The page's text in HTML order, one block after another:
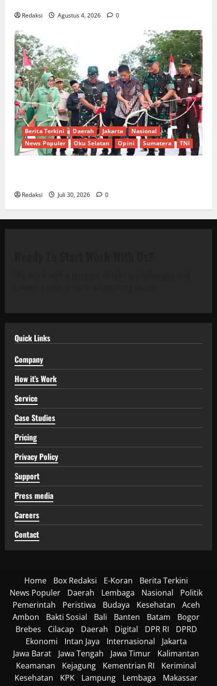
Redaksi Agustus 4, 2026 0
Berita Terkini Daerah Jakarta
Nasional
News Populer
Oku Selatan Opini Sumatera TNI
Redaksi Juli 30, 2026 0
Quick Links
Company
How it’s Work
Service
Case Studies
Pricing
Privacy Policy
Support
Press media
Careers
Contact
Home Box Redaksi E-Koran
Berita Terkini
News Populer
Daerah Lembaga Nasional
Politik
Pemerintah
Peristiwa Budaya Kesehatan
Aceh
Ambon
Bakti Sosial Bali Banten Batam
Bogor
Brebes
Cilacap Daerah Digital DPR RI
DPRD
Ekonomi
Intan Jaya Internasional
Jakarta
Jawa Barat
Jawa Tengah Jawa Timur
Kalimantan
Keamanan
Kejagung Kementrian RI
Keriminal
Kesehatan
KPK Lampung Lembaga
Makassar